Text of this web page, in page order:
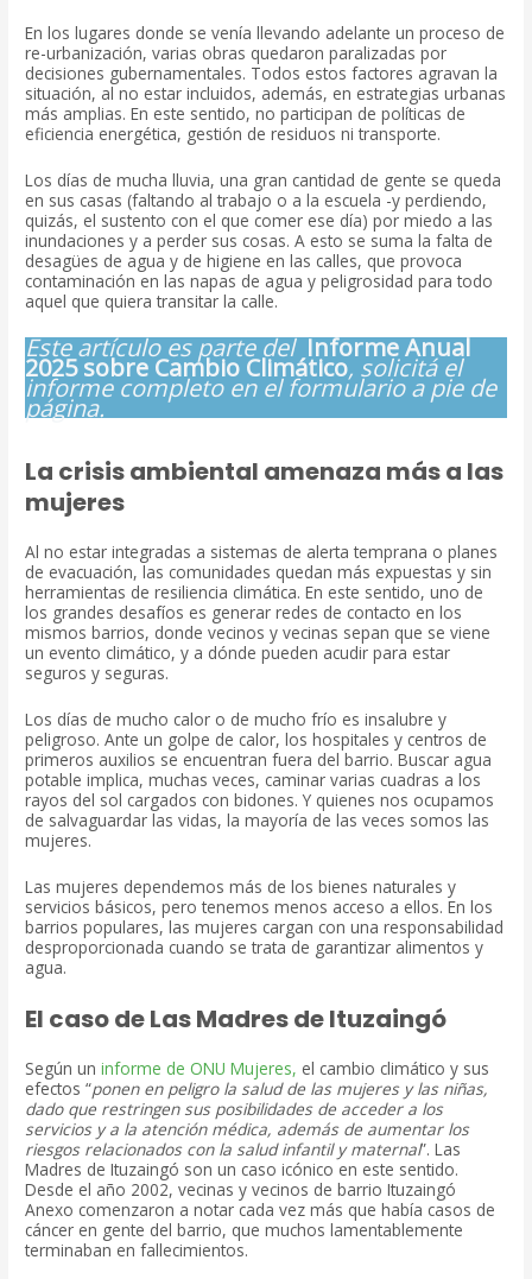
En los lugares donde se venía llevando adelante un proceso de
re-urbanización, varias obras quedaron paralizadas por
decisiones gubernamentales. Todos estos factores agravan la
situación, al no estar incluidos, además, en estrategias urbanas
más amplias. En este sentido, no participan de políticas de
eficiencia energética, gestión de residuos ni transporte.
Los días de mucha lluvia, una gran cantidad de gente se queda
en sus casas (faltando al trabajo o a la escuela -y perdiendo,
quizás, el sustento con el que comer ese día) por miedo a las
inundaciones y a perder sus cosas. A esto se suma la falta de
desagües de agua y de higiene en las calles, que provoca
contaminación en las napas de agua y peligrosidad para todo
aquel que quiera transitar la calle.
Este artículo es parte delInforme Anual
2025 sobre Cambio Climático, solicitá el
informe completo en el formulario a pie de
página.
La crisis ambiental amenaza más a las
mujeres
Al no estar integradas a sistemas de alerta temprana o planes
de evacuación, las comunidades quedan más expuestas y sin
herramientas de resiliencia climática. En este sentido, uno de
los grandes desafíos es generar redes de contacto en los
mismos barrios, donde vecinos y vecinas sepan que se viene
un evento climático, y a dónde pueden acudir para estar
seguros y seguras.
Los días de mucho calor o de mucho frío es insalubre y
peligroso. Ante un golpe de calor, los hospitales y centros de
primeros auxilios se encuentran fuera del barrio. Buscar agua
potable implica, muchas veces, caminar varias cuadras a los
rayos del sol cargados con bidones. Y quienes nos ocupamos
de salvaguardar las vidas, la mayoría de las veces somos las
mujeres.
Las mujeres dependemos más de los bienes naturales y
servicios básicos, pero tenemos menos acceso a ellos. En los
barrios populares, las mujeres cargan con una responsabilidad
desproporcionada cuando se trata de garantizar alimentos y
agua.
El caso de Las Madres de Ituzaingó
Según uninforme de ONU Mujeres, el cambio climático y sus
efectos “ponen en peligro la salud de las mujeres y las niñas,
dado que restringen sus posibilidades de acceder a los
servicios y a la atención médica, además de aumentar los
riesgos relacionados con la salud infantil y maternal”. Las
Madres de Ituzaingó son un caso icónico en este sentido.
Desde el año 2002, vecinas y vecinos de barrio Ituzaingó
Anexo comenzaron a notar cada vez más que había casos de
cáncer en gente del barrio, que muchos lamentablemente
terminaban en fallecimientos.